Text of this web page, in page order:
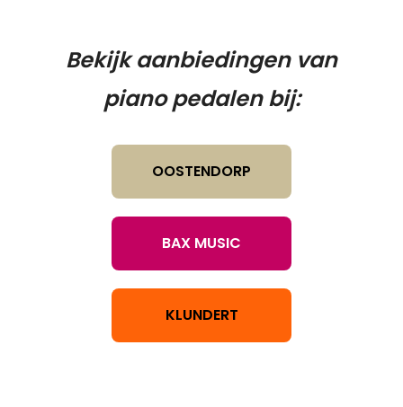
Bekijk aanbiedingen van
piano pedalen bij:
OOSTENDORP
BAX MUSIC
KLUNDERT